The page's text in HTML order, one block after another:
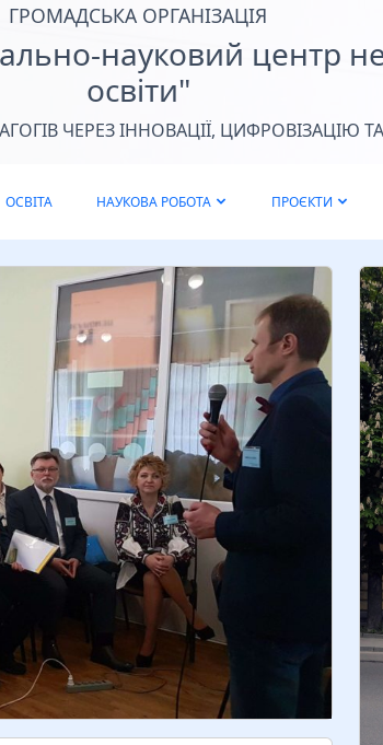
ГРОМАДСЬКА ОРГАНІЗАЦІЯ
науковий центр
освіти"
ЧЕРЕЗ ІННОВАЦІЇ, ЦИФРОВІЗАЦІЮ
ОСВІТА НАУКОВА РОБОТА ПРОЄКТИ